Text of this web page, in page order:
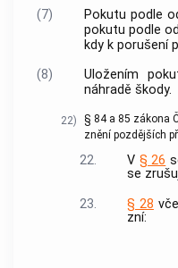
(7)
Pokutu podle
pokutu podle
kdy k porušení
(8)
Uložením
náhradě škody.
22)
§ 84 a 85 zákona
znění pozdějších
22. V § 26
se
23.
§ 28
zní: